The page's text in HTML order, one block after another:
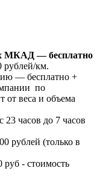
МКАД — бесплатно
км.
— бесплатно +
по
от веса и объема
часов до 7 часов
рублей (только в
руб - стоимость